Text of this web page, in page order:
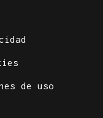
de uso